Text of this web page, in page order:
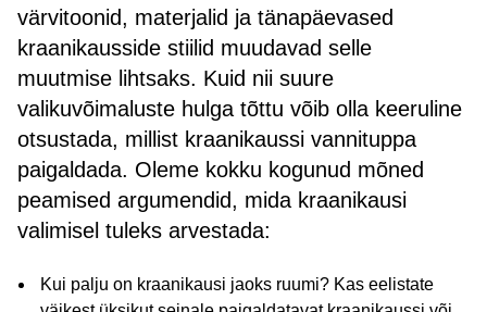
värvitoonid, materjalid ja tänapäevased
kraanikausside stiilid muudavad selle
muutmise lihtsaks. Kuid nii suure
valikuvõimaluste hulga tõttu võib olla keeruline
otsustada, millist kraanikaussi vannituppa
paigaldada. Oleme kokku kogunud mõned
peamised argumendid, mida kraanikausi
valimisel tuleks arvestada:
Kui palju on kraanikausi jaoks ruumi? Kas eelistate